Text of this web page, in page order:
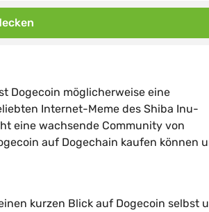
Dogecoin möglicherweise eine
Internet-Meme des Shiba Inu-
eine wachsende Community von
auf Dogechain kaufen können
kurzen Blick auf Dogecoin selbst